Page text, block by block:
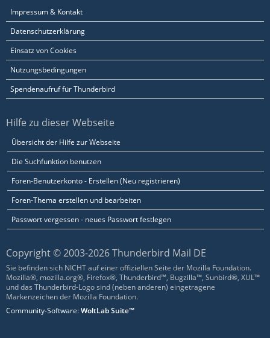
Impressum & Kontakt
Datenschutzerklärung
Einsatz von Cookies
Nutzungsbedingungen
Spendenaufruf für Thunderbird
Hilfe zu dieser Webseite
Übersicht der Hilfe zur Webseite
Die Suchfunktion benutzen
Foren-Benutzerkonto - Erstellen (Neu registrieren)
Foren-Thema erstellen und bearbeiten
Passwort vergessen - neues Passwort festlegen
Copyright © 2003-2026 Thunderbird Mail DE
Sie befinden sich NICHT auf einer offiziellen Seite der Mozilla Foundation.
Mozilla®, mozilla.org®, Firefox®, Thunderbird™, Bugzilla™, Sunbird®, XUL™
und das Thunderbird-Logo sind (neben anderen) eingetragene
Markenzeichen der Mozilla Foundation.
Community-Software:WoltLab Suite™